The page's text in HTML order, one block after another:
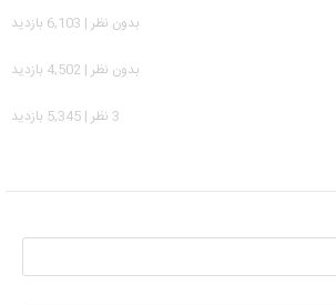
بدون نظر | 6,103 بازدید
بدون نظر | 4,502 بازدید
3 نظر | 5,345 بازدید